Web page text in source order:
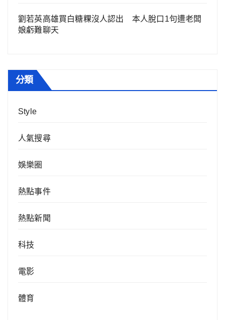
劉若英高雄買白糖粿沒人認出 本人脫口1句遭老闆
娘虧難聊天
分類
Style
人氣搜尋
娛樂圈
熱點事件
熱點新聞
科技
電影
體育